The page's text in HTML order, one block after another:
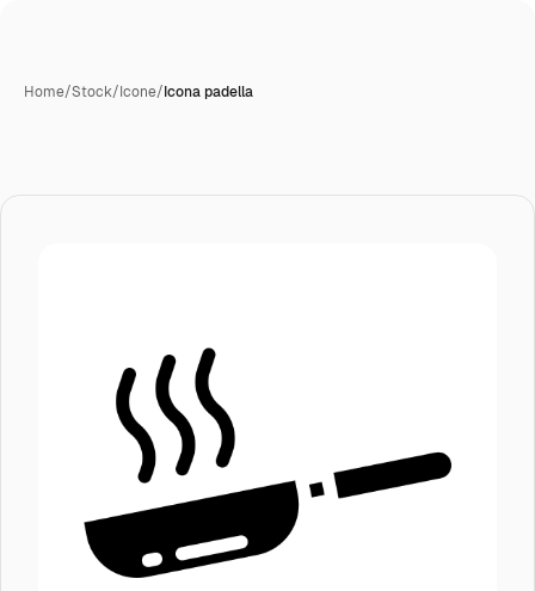
Home/Stock/Icone/Icona padella